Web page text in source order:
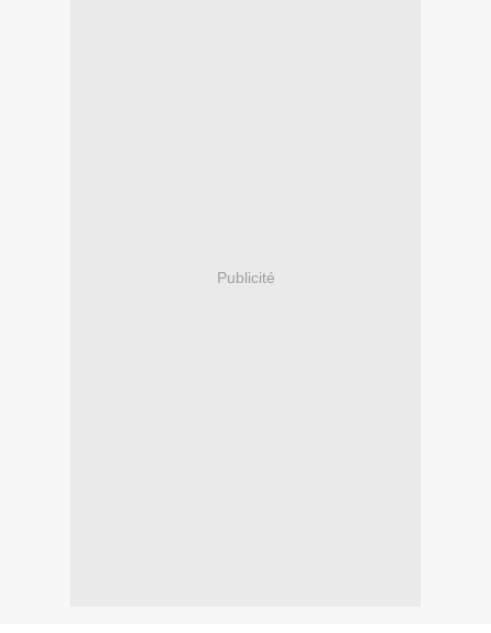
Publicité